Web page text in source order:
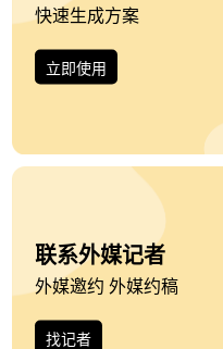
快速生成方案
立即使用
联系外媒记者
外媒邀约 外媒约稿
找记者